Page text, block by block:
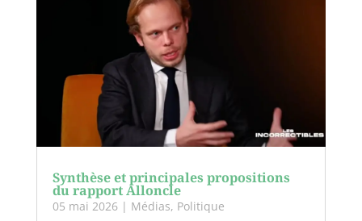
Synthèse et principales propositions
du rapport Alloncle
05 mai 2026| Médias, Politique